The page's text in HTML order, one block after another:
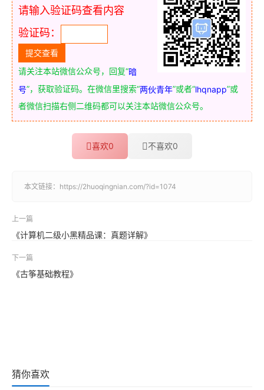
请输入验证码查看内容
验证码：
请关注本站微信公众号，回复“暗
号”，获取验证码。在微信里搜索“两伙青年”或者“lhqnapp”或
者微信扫描右侧二维码都可以关注本站微信公众号。
喜欢0 不喜欢0
本文链接： https://2huoqingnian.com/?id=1074
上一篇
《计算机二级小黑精品课：真题详解》
下一篇
《古筝基础教程》
猜你喜欢